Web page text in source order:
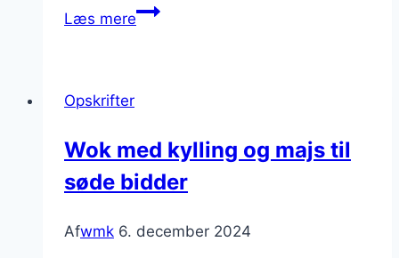
Læs mereWok
fyldig
og
ret
Opskrifter
Wok med kylling og majs til
søde bidder
Afwmk 6. december 2024